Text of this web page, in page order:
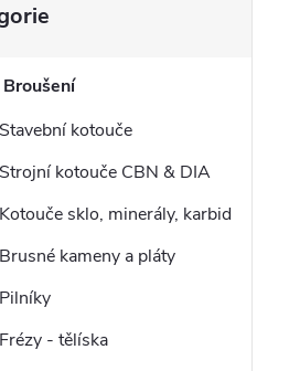
Broušení
Stavební kotouče
Strojní kotouče CBN & DIA
Kotouče sklo, minerály, karbid
Brusné kameny a pláty
Pilníky
Frézy - tělíska